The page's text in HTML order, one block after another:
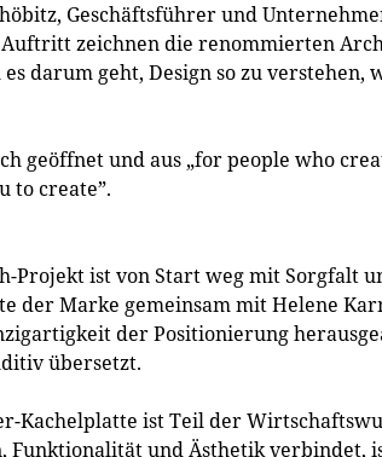
Geschäftsführer und
zeichnen die renommierten
darum geht, Design so zu
geöffnet und aus „for people who
to create”.
Projekt ist von Start weg mit Sorgfalt
der Marke gemeinsam mit Helene
der Positionierung
übersetzt.
Kachelplatte ist Teil der
Funktionalität und Ästhetik verbindet,